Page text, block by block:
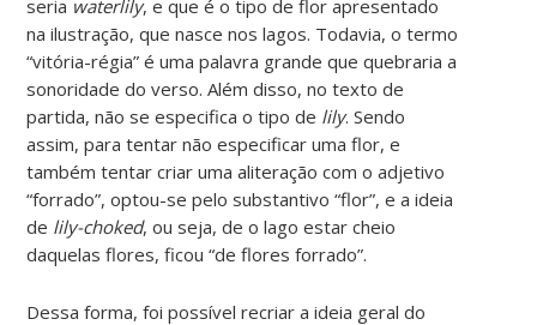
seria waterlily, e que é o tipo de flor apresentado
na ilustração, que nasce nos lagos. Todavia, o termo
“vitória-régia” é uma palavra grande que quebraria a
sonoridade do verso. Além disso, no texto de
partida, não se especifica o tipo de lily. Sendo
assim, para tentar não especificar uma flor, e
também tentar criar uma aliteração com o adjetivo
“forrado”, optou-se pelo substantivo “flor”, e a ideia
de lily-choked, ou seja, de o lago estar cheio
daquelas flores, ficou “de flores forrado”.
Dessa forma, foi possível recriar a ideia geral do